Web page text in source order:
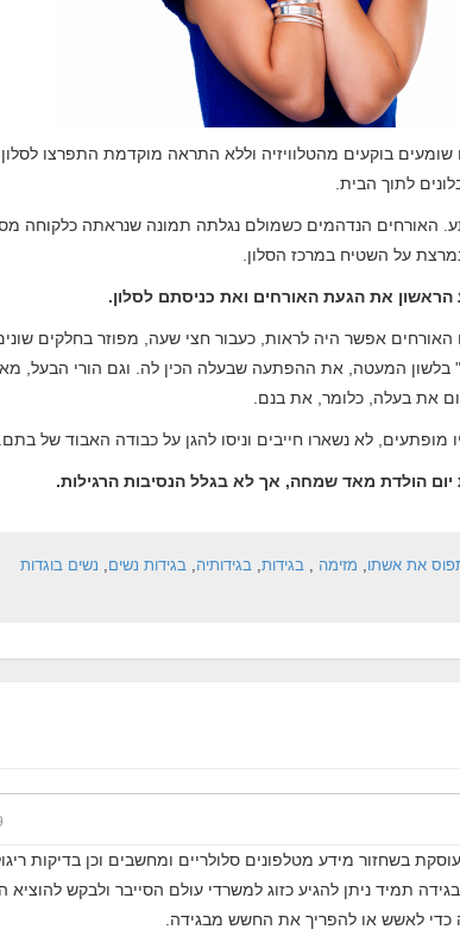
בוקעים מהטלוויזיה וללא התראה מוקדמת התפרצו
לתוך הבית.
האורחים הנדהמים כשמולם נגלתה תמונה שנראתה כלקוחה
על השטיח במרכז הסלון.
את הגעת האורחים ואת כניסתם לסלון.
אפשר היה לראות, כעבור חצי שעה, מפוזר בחלקים
בלשון המעטה, את ההפתעה שבעלה הכין לה. וגם הורי הבעל,
את בעלה, כלומר, את בנם.
לא נשארו חייבים וניסו להגן על כבודה האבוד של בתם.
יום הולדת מאד שמחה, אך לא בגלל הנסיבות הרגילות.
את אשתו, מזימה , בגידות, בגידותיה, בגידות נשים, נשים בוגדות
בשחזור מידע מטלפונים סלולריים ומחשבים וכן בדיקות
תמיד ניתן להגיע כזוג למשרדי עולם הסייבר ולבקש להוציא
כדי לאשש או להפריך את החשש מבגידה.